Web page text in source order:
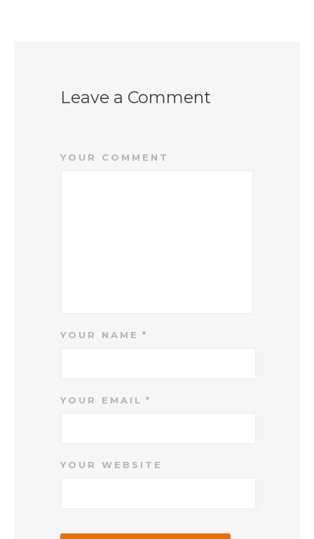
Leave a Comment
YOUR COMMENT
YOUR NAME
YOUR EMAIL
YOUR WEBSITE